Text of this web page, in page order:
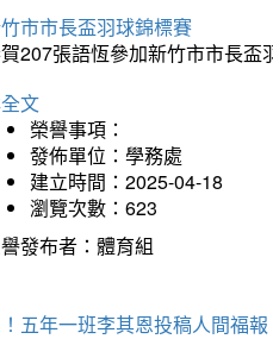
市市長盃羽球錦標賽
207張語恆參加新竹市市長
文
榮譽事項：
發佈單位：學務處
建立時間：2025-04-18
瀏覽次數：623
發布者：體育組
五年一班李其恩投稿人間福